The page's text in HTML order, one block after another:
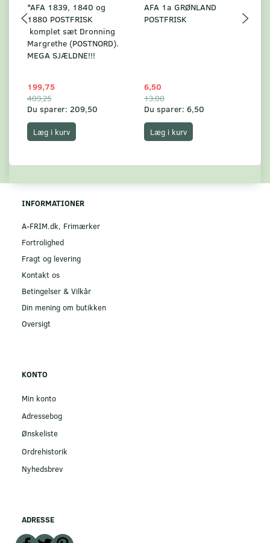
*AFA 1839, 1840 og
1880 POSTFRISK
komplet sæt Dronning
Margrethe (POSTNORD).
MEGA SJÆLDNE!!!
199,75
409,25
Du sparer: 209,50
Læg i kurv
AFA 1a GRØNLAND
POSTFRISK
6,50
13,00
Du sparer: 6,50
Læg i kurv
INFORMATIONER
A-FRIM.dk, Frimærker
Fortrolighed
Fragt og levering
Kontakt os
Betingelser & Vilkår
Din mening om butikken
Oversigt
KONTO
Min konto
Adressebog
Ønskeliste
Ordrehistorik
Nyhedsbrev
ADRESSE